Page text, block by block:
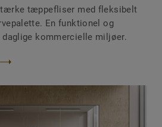
tæppefliser med fleksibelt
En funktionel og
kommercielle miljøer.